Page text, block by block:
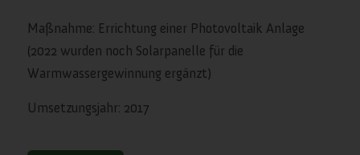
Maßnahme: Errichtung einer Photovoltaik Anlage
(2022 wurden noch Solarpanelle für die
Warmwassergewinnung ergänzt)
Umsetzungsjahr: 2017